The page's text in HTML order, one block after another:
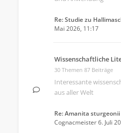
Re: Studie zu
Mai 2026, 11:17
Wissenschaftliche
30 Themen 87 Beiträge
Interessante
aus aller Welt
Re: Amanita
Cognacmeister6. Juli